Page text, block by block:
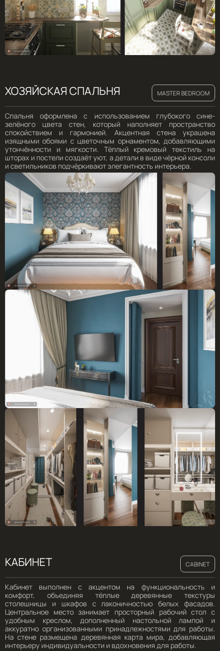
ХОЗЯЙСКАЯ СПАЛЬНЯ MASTER BEDROOM
Спальня оформлена с использованием глубокого сине-
зелёного цвета стен, который наполняет пространство
спокойствием и гармонией. Акцентная стена украшена
изящными обоями с цветочным орнаментом, добавляющими
утончённости и мягкости. Тёплый кремовый текстиль на
шторах и постели создаёт уют, а детали в виде чёрной консоли
и светильников подчёркивают элегантность интерьера.
КАБИНЕТ CABINET
Кабинет выполнен с акцентом на функциональность и
комфорт, объединяя тёплые деревянные текстуры
столешницы и шкафов с лаконичностью белых фасадов.
Центральное место занимает просторный рабочий стол с
удобным креслом, дополненный настольной лампой и
аккуратно организованными принадлежностями для работы.
На стене размещена деревянная карта мира, добавляющая
интерьеру индивидуальности и вдохновения для работы.